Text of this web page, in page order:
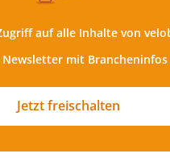
auf alle Inhalte von
mit Brancheninfos
Jetzt freischalten